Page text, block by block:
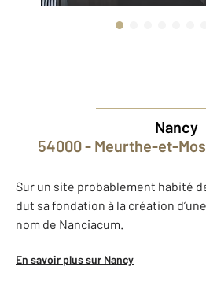
Nancy
54000 - Meurthe-et-
Sur un site probablement habité
dut sa fondation à la création
nom de Nanciacum.
En savoir plus sur Nancy